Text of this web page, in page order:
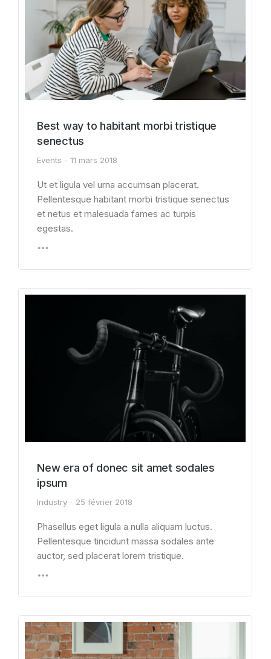
Best way to habitant morbi tristique
senectus
Events 11 mars 2018
Ut et ligula vel urna accumsan placerat.
Pellentesque habitant morbi tristique senectus
et netus et malesuada fames ac turpis
egestas.
New era of donec sit amet sodales
ipsum
Industry 25 février 2018
Phasellus eget ligula a nulla aliquam luctus.
Pellentesque tincidunt massa sodales ante
auctor, sed placerat lorem tristique.